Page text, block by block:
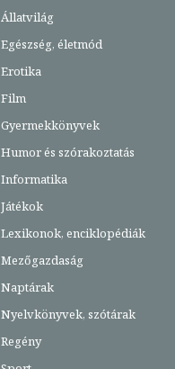
Állatvilág
Egészség, életmód
Erotika
Film
Gyermekkönyvek
Humor és szórakoztatás
Informatika
Játékok
Lexikonok, enciklopédiák
Mezőgazdaság
Naptárak
Nyelvkönyvek, szótárak
Regény